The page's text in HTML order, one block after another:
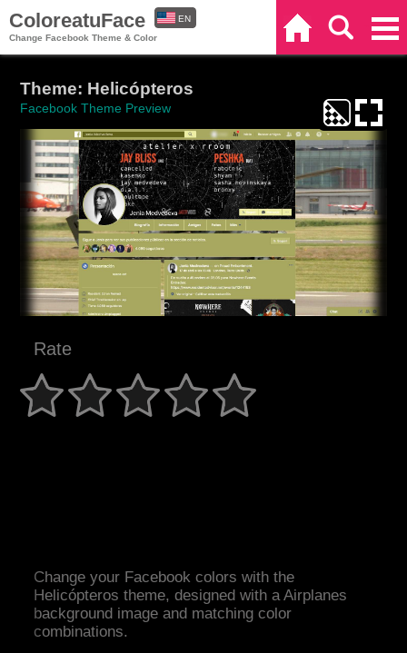
ColoreatuFace
Change Facebook Theme & Color
EN
Theme: Helicópteros
Facebook Theme Preview
Rate
Change your Facebook colors with the
Helicópteros theme, designed with a Airplanes
background image and matching color
combinations.